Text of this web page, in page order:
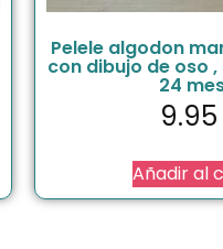
Pelele algodon
con dibujo de oso
24
9.95
Añadir al